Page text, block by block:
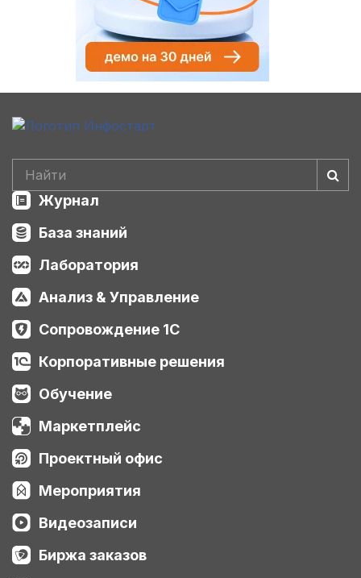
Журнал
База знаний
Лаборатория
Анализ & Управление
Сопровождение 1С
Корпоративные решения
Обучение
Маркетплейс
Проектный офис
Мероприятия
Видеозаписи
Биржа заказов